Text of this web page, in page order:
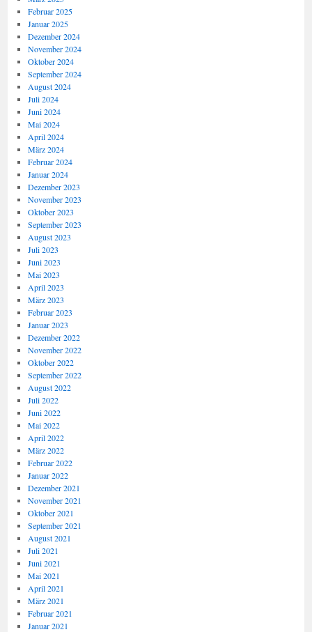
Februar 2025
Januar 2025
Dezember 2024
November 2024
Oktober 2024
September 2024
August 2024
Juli 2024
Juni 2024
Mai 2024
April 2024
März 2024
Februar 2024
Januar 2024
Dezember 2023
November 2023
Oktober 2023
September 2023
August 2023
Juli 2023
Juni 2023
Mai 2023
April 2023
März 2023
Februar 2023
Januar 2023
Dezember 2022
November 2022
Oktober 2022
September 2022
August 2022
Juli 2022
Juni 2022
Mai 2022
April 2022
März 2022
Februar 2022
Januar 2022
Dezember 2021
November 2021
Oktober 2021
September 2021
August 2021
Juli 2021
Juni 2021
Mai 2021
April 2021
März 2021
Februar 2021
Januar 2021